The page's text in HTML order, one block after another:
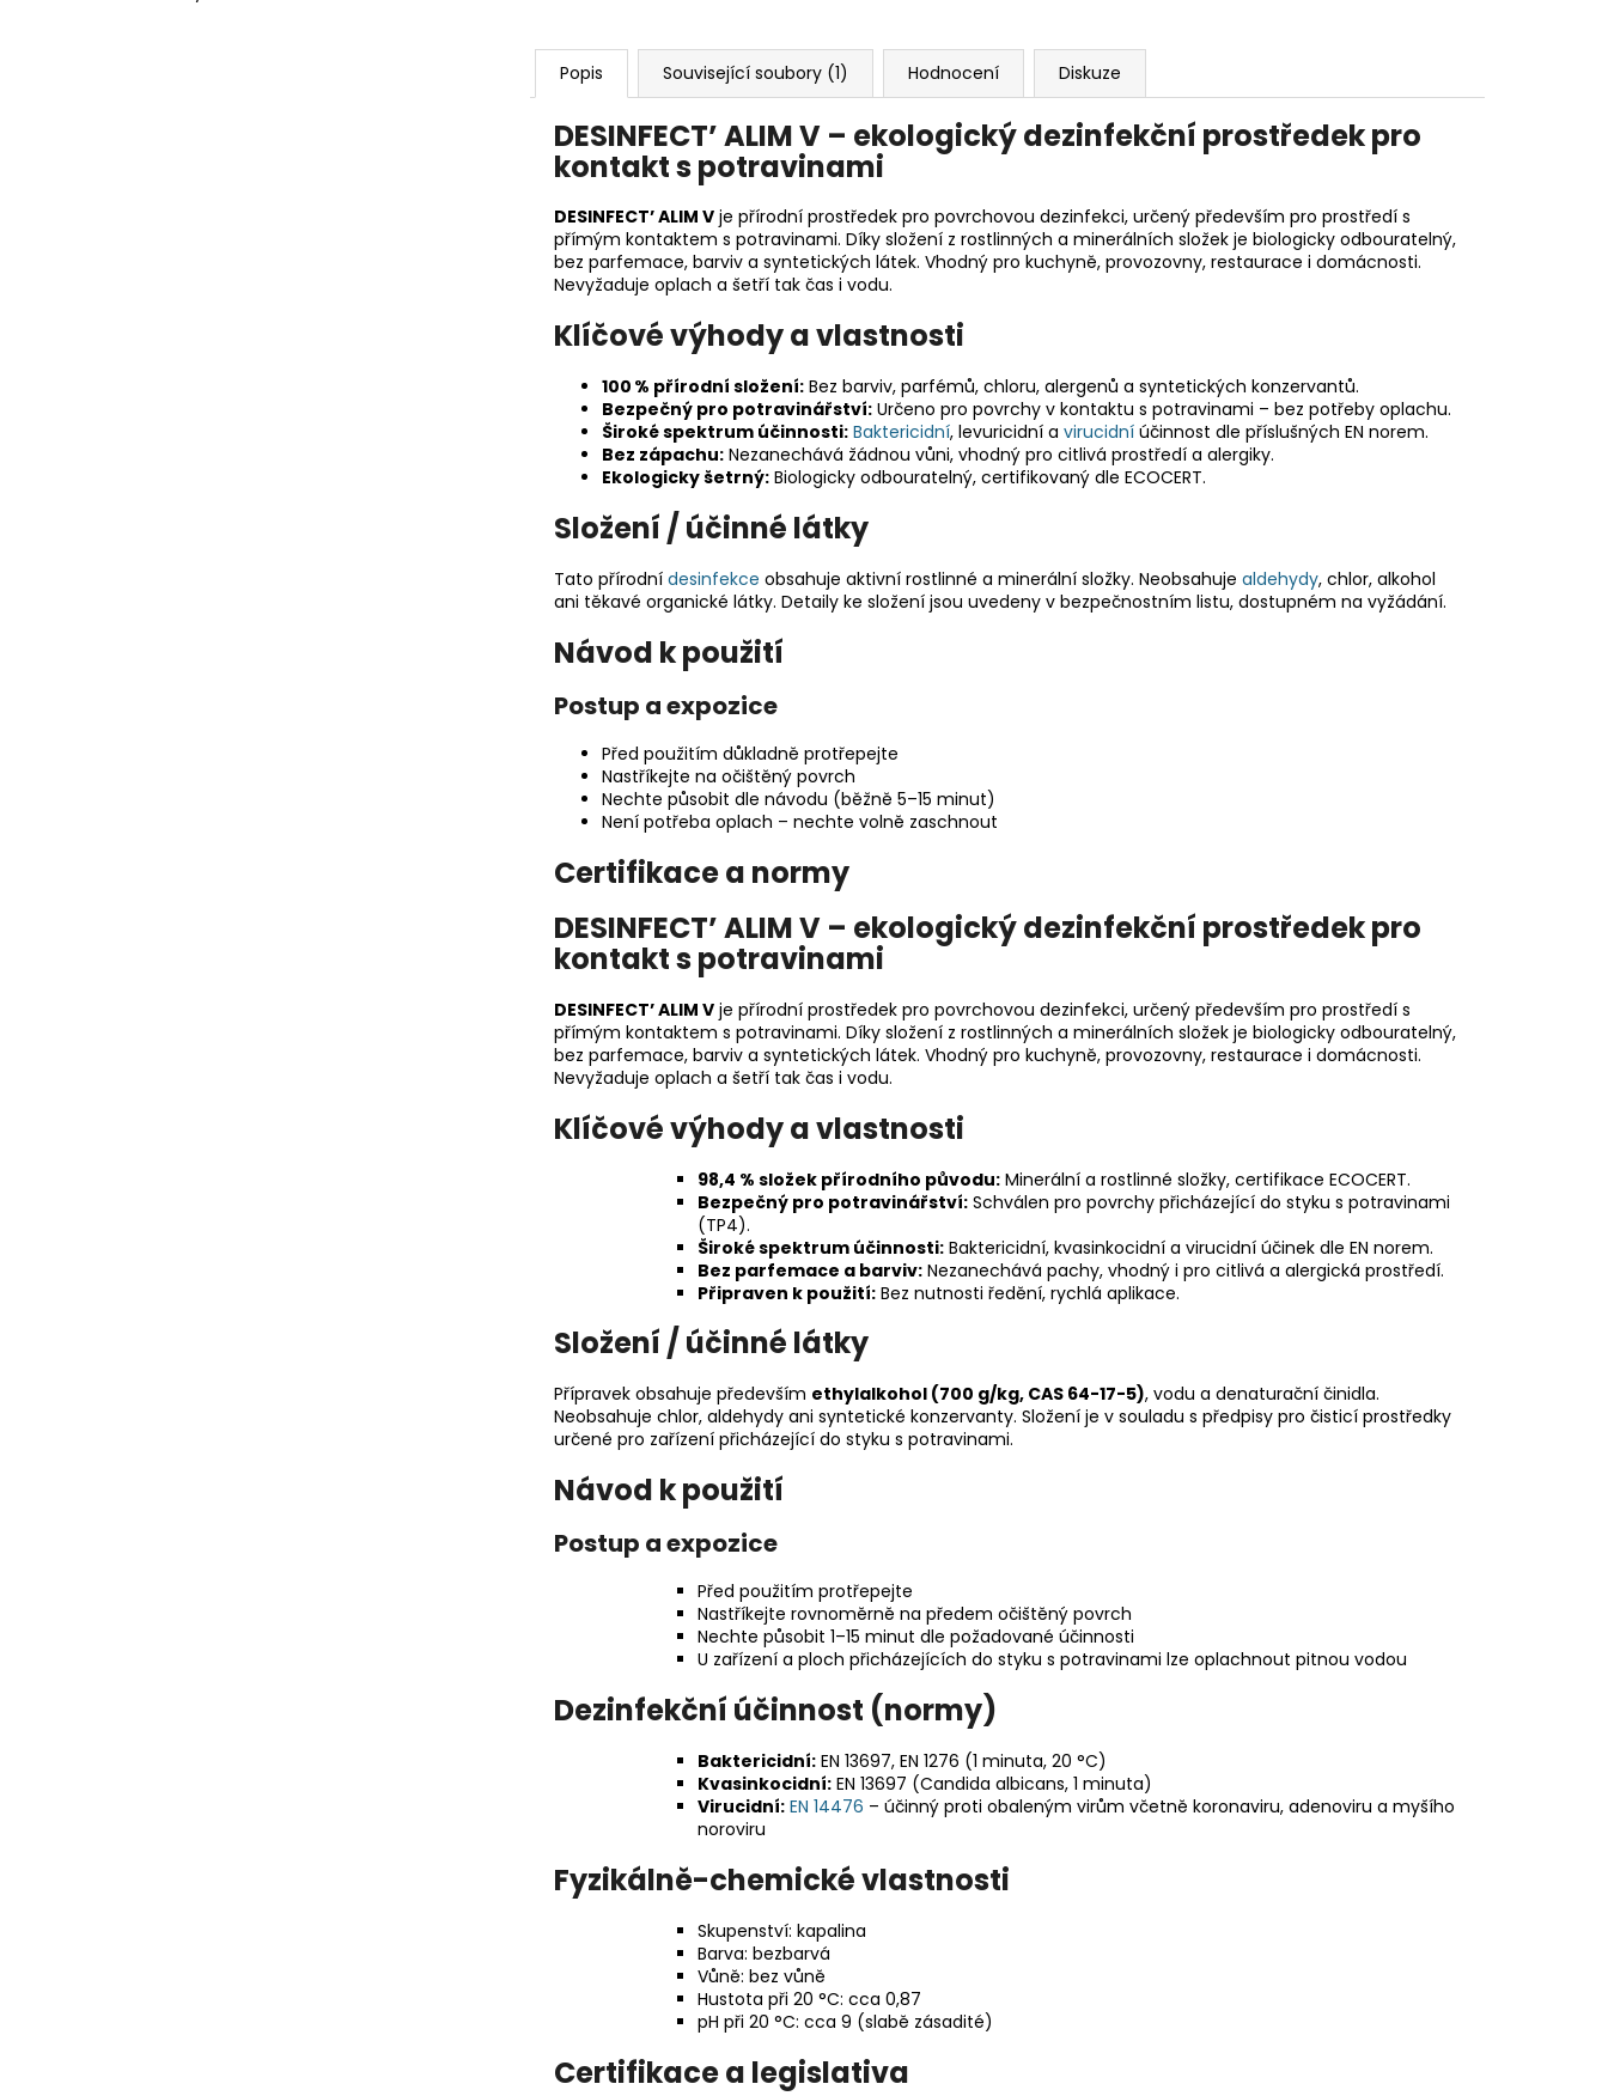
Popis Související soubory (1) Hodnocení Diskuze
DESINFECT’ ALIM V – ekologický dezinfekční prostředek pro
kontakt s potravinami
DESINFECT’ ALIM V je přírodní prostředek pro povrchovou dezinfekci, určený především pro prostředí s
přímým kontaktem s potravinami. Díky složení z rostlinných a minerálních složek je biologicky odbouratelný,
bez parfemace, barviv a syntetických látek. Vhodný pro kuchyně, provozovny, restaurace i domácnosti.
Nevyžaduje oplach a šetří tak čas i vodu.
Klíčové výhody a vlastnosti
100 % přírodní složení: Bez barviv, parfémů, chloru, alergenů a syntetických konzervantů.
Bezpečný pro potravinářství: Určeno pro povrchy v kontaktu s potravinami – bez potřeby oplachu.
Široké spektrum účinnosti: Baktericidní, levuricidní a virucidní účinnost dle příslušných EN norem.
Bez zápachu: Nezanechává žádnou vůni, vhodný pro citlivá prostředí a alergiky.
Ekologicky šetrný: Biologicky odbouratelný, certifikovaný dle ECOCERT.
Složení / účinné látky
Tato přírodní desinfekce obsahuje aktivní rostlinné a minerální složky. Neobsahuje aldehydy, chlor, alkohol
ani těkavé organické látky. Detaily ke složení jsou uvedeny v bezpečnostním listu, dostupném na vyžádání.
Návod k použití
Postup a expozice
Před použitím důkladně protřepejte
Nastříkejte na očištěný povrch
Nechte působit dle návodu (běžně 5–15 minut)
Není potřeba oplach – nechte volně zaschnout
Certifikace a normy
DESINFECT’ ALIM V – ekologický dezinfekční prostředek pro
kontakt s potravinami
DESINFECT’ ALIM V je přírodní prostředek pro povrchovou dezinfekci, určený především pro prostředí s
přímým kontaktem s potravinami. Díky složení z rostlinných a minerálních složek je biologicky odbouratelný,
bez parfemace, barviv a syntetických látek. Vhodný pro kuchyně, provozovny, restaurace i domácnosti.
Nevyžaduje oplach a šetří tak čas i vodu.
Klíčové výhody a vlastnosti
98,4 % složek přírodního původu: Minerální a rostlinné složky, certifikace ECOCERT.
Bezpečný pro potravinářství: Schválen pro povrchy přicházející do styku s potravinami
(TP4).
Široké spektrum účinnosti: Baktericidní, kvasinkocidní a virucidní účinek dle EN norem.
Bez parfemace a barviv: Nezanechává pachy, vhodný i pro citlivá a alergická prostředí.
Připraven k použití: Bez nutnosti ředění, rychlá aplikace.
Složení / účinné látky
Přípravek obsahuje především ethylalkohol (700 g/kg, CAS 64-17-5), vodu a denaturační činidla.
Neobsahuje chlor, aldehydy ani syntetické konzervanty. Složení je v souladu s předpisy pro čisticí prostředky
určené pro zařízení přicházející do styku s potravinami.
Návod k použití
Postup a expozice
Před použitím protřepejte
Nastříkejte rovnoměrně na předem očištěný povrch
Nechte působit 1–15 minut dle požadované účinnosti
U zařízení a ploch přicházejících do styku s potravinami lze oplachnout pitnou vodou
Dezinfekční účinnost (normy)
Baktericidní: EN 13697, EN 1276 (1 minuta, 20 °C)
Kvasinkocidní: EN 13697 (Candida albicans, 1 minuta)
Virucidní: EN 14476 – účinný proti obaleným virům včetně koronaviru, adenoviru a myšího
noroviru
Fyzikálně-chemické vlastnosti
Skupenství: kapalina
Barva: bezbarvá
Vůně: bez vůně
Hustota při 20 °C: cca 0,87
pH při 20 °C: cca 9 (slabě zásadité)
Certifikace a legislativa